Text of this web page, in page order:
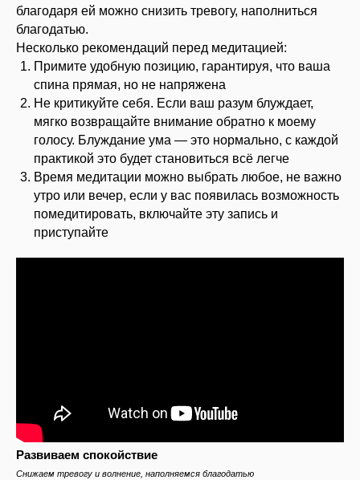
благодаря ей можно снизить тревогу, наполниться
благодатью.
Несколько рекомендаций перед медитацией:
Примите удобную позицию, гарантируя, что ваша
спина прямая, но не напряжена
Не критикуйте себя. Если ваш разум блуждает,
мягко возвращайте внимание обратно к моему
голосу. Блуждание ума — это нормально, с каждой
практикой это будет становиться всё легче
Время медитации можно выбрать любое, не важно
утро или вечер, если у вас появилась возможность
помедитировать, включайте эту запись и
приступайте
Развиваем спокойствие
Снижаем тревогу и волнение, наполняемся благодатью